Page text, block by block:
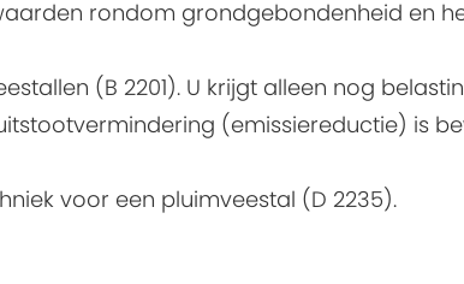
rondom grondgebondenheid en
(B 2201). U krijgt alleen nog
(emissiereductie) is
voor een pluimveestal (D 2235).